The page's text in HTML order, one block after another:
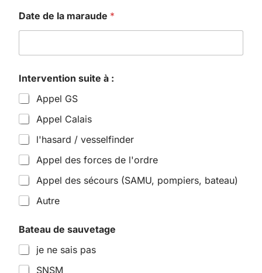
Date de la maraude *
Intervention suite à :
Appel GS
Appel Calais
l'hasard / vesselfinder
Appel des forces de l'ordre
Appel des sécours (SAMU, pompiers, bateau)
Autre
Bateau de sauvetage
je ne sais pas
SNSM